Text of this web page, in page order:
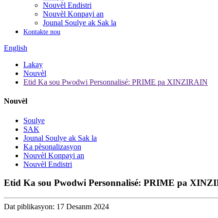
Nouvèl Endistri
Nouvèl Konpayi an
Jounal Soulye ak Sak la
Kontakte nou
English
Lakay
Nouvèl
Etid Ka sou Pwodwi Personnalisé: PRIME pa XINZIRAIN
Nouvèl
Soulye
SAK
Jounal Soulye ak Sak la
Ka pèsonalizasyon
Nouvèl Konpayi an
Nouvèl Endistri
Etid Ka sou Pwodwi Personnalisé: PRIME pa
Dat piblikasyon: 17 Desanm 2024